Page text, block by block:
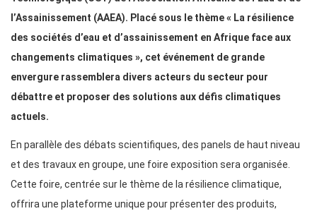
l’Assainissement (AAEA). Placé sous le thème « La résilience
des sociétés d’eau et d’assainissement en Afrique face aux
changements climatiques », cet événement de grande
envergure rassemblera divers acteurs du secteur pour
débattre et proposer des solutions aux défis climatiques
actuels.
En parallèle des débats scientifiques, des panels de haut niveau
et des travaux en groupe, une foire exposition sera organisée.
Cette foire, centrée sur le thème de la résilience climatique,
offrira une plateforme unique pour présenter des produits,